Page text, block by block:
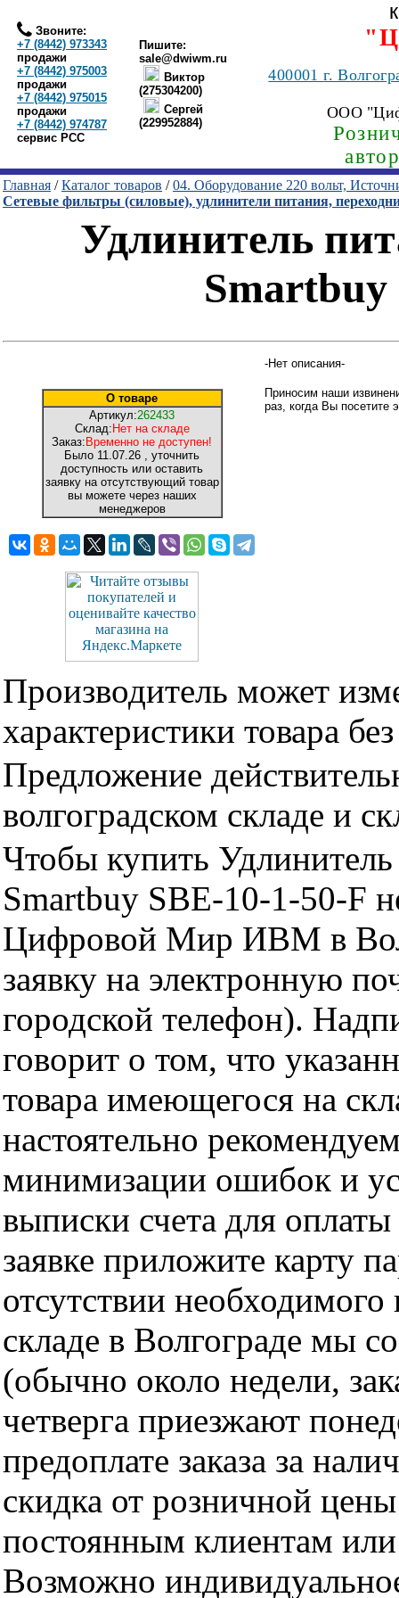
Звоните:
+7 (8442) 973343
продажи
+7 (8442) 975003
продажи
+7 (8442) 975015
продажи
+7 (8442) 974787
сервис РСС
Пишите:
sale@dwiwm.ru
Виктор
(275304200)
Сергей
(229952884)
400001г.
ООО
Главная /Каталог товаров /04. Оборудование 220 вольт,
Сетевые фильтры (силовые), удлинители питания,
Удлинитель
Smartbuy
О товаре
Артикул:262433
Склад: Нет на складе
Заказ: Временно не доступен!
Было 11.07.26 , уточнить
доступность или оставить
заявку на отсутствующий товар
вы можете через наших
менеджеров
-Нет описания-
Приносим наши
раз, когда Вы посетите
Производитель может
характеристики товара
Предложение
волгоградском складе и
Чтобы купить
Smartbuy SBE-10-1-50-F
Цифровой Мир ИВМ в
заявку на электронную
городской телефон).
говорит о том, что
товара имеющегося на
настоятельно
минимизации ошибок и
выписки счета для
заявке приложите карту
отсутствии
складе в Волгограде мы
(обычно около недели,
четверга приезжают
предоплате заказа за
скидка от розничной
постоянным клиентам
Возможно